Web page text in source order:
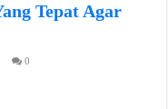
Tepat Agar
0